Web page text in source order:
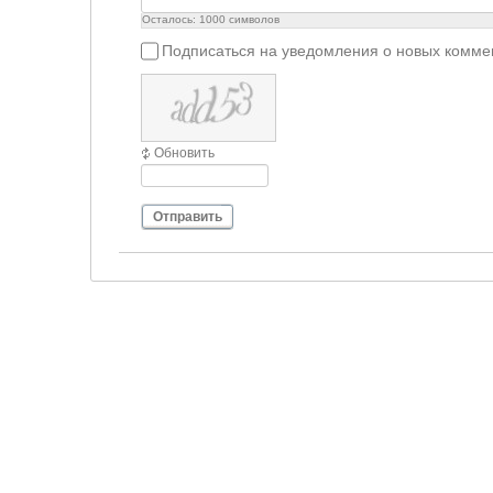
Осталось: 1000 символов
Подписаться на уведомления о новых
Обновить
Отправить